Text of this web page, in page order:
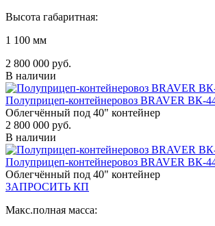
Высота габаритная:
1 100 мм
2 800 000 руб.
В наличии
Полуприцеп-контейнеровоз BRAVER BК-
Облегчённый под 40" контейнер
2 800 000 руб.
В наличии
Полуприцеп-контейнеровоз BRAVER BК-
Облегчённый под 40" контейнер
ЗАПРОСИТЬ КП
Макс.полная масса: